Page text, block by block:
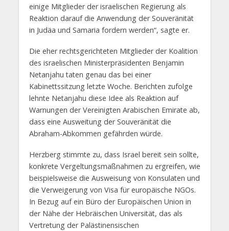
einige Mitglieder der israelischen Regierung als
Reaktion darauf die Anwendung der Souveränität
in Judäa und Samaria fordern werden“, sagte er.
Die eher rechtsgerichteten Mitglieder der Koalition
des israelischen Ministerpräsidenten Benjamin
Netanjahu taten genau das bei einer
Kabinettssitzung letzte Woche. Berichten zufolge
lehnte Netanjahu diese Idee als Reaktion auf
Warnungen der Vereinigten Arabischen Emirate ab,
dass eine Ausweitung der Souveränität die
Abraham-Abkommen gefährden würde.
Herzberg stimmte zu, dass Israel bereit sein sollte,
konkrete Vergeltungsmaßnahmen zu ergreifen, wie
beispielsweise die Ausweisung von Konsulaten und
die Verweigerung von Visa für europäische NGOs.
In Bezug auf ein Büro der Europäischen Union in
der Nähe der Hebräischen Universität, das als
Vertretung der Palästinensischen